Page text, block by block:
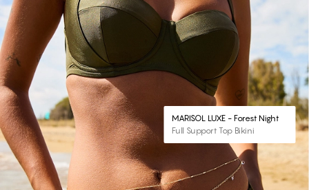
MARISOL LUXE - Forest Night
Full Support Top Bikini